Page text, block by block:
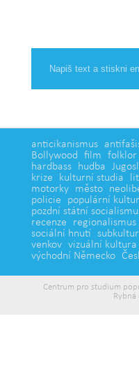
anticikanismus
Bollywood
film folklor
hardbass
hudba
krize
kulturní studia
motorky
město
policie
populární
pozdní státní
recenze
regionalismus
sociální hnutí
venkov vizuální kultura
východní Německo
Centrum pro studium